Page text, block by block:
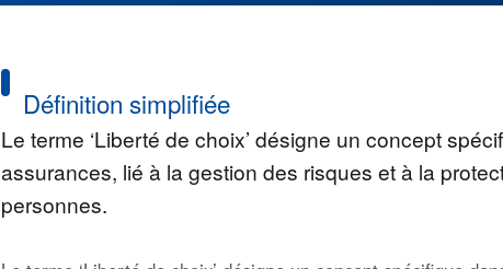
Définition simplifiée
Le terme ‘Liberté de choix’ désigne un concept
assurances, lié à la gestion des risques et à la
personnes.